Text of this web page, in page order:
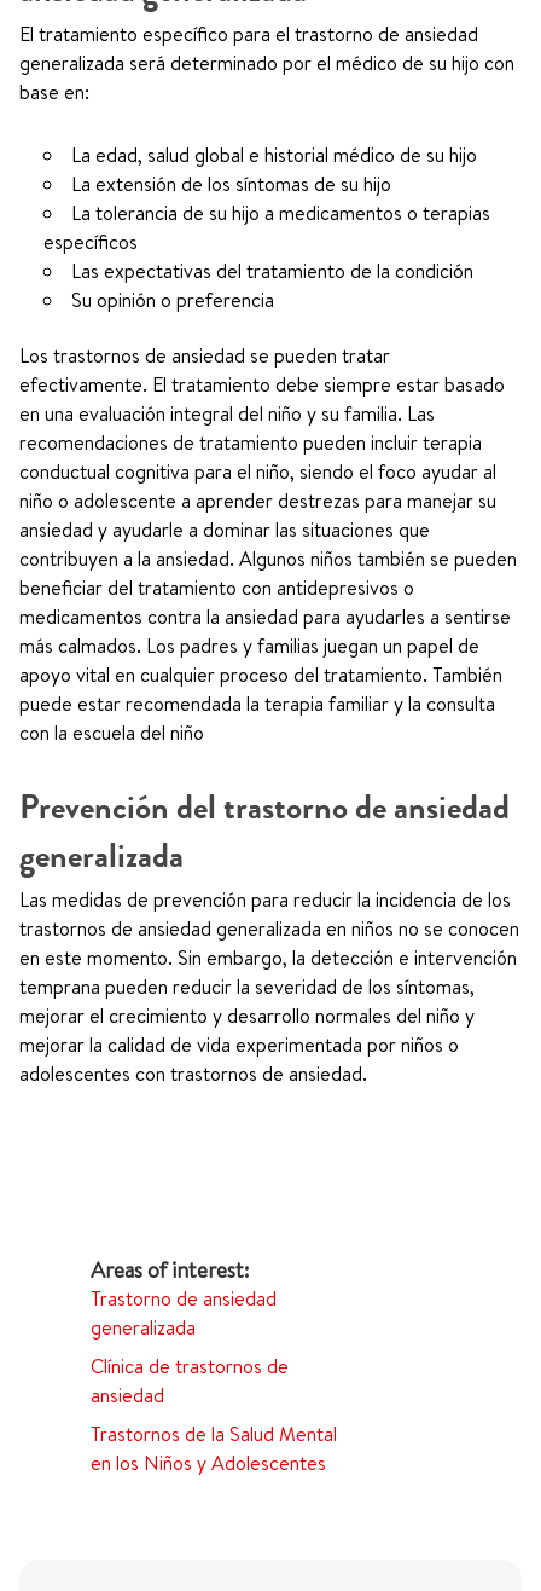
El tratamiento específico para el trastorno de ansiedad
generalizada será determinado por el médico de su hijo con
base en:
La edad, salud global e historial médico de su hijo
La extensión de los síntomas de su hijo
La tolerancia de su hijo a medicamentos o terapias
específicos
Las expectativas del tratamiento de la condición
Su opinión o preferencia
Los trastornos de ansiedad se pueden tratar
efectivamente. El tratamiento debe siempre estar basado
en una evaluación integral del niño y su familia. Las
recomendaciones de tratamiento pueden incluir terapia
conductual cognitiva para el niño, siendo el foco ayudar al
niño o adolescente a aprender destrezas para manejar su
ansiedad y ayudarle a dominar las situaciones que
contribuyen a la ansiedad. Algunos niños también se pueden
beneficiar del tratamiento con antidepresivos o
medicamentos contra la ansiedad para ayudarles a sentirse
más calmados. Los padres y familias juegan un papel de
apoyo vital en cualquier proceso del tratamiento. También
puede estar recomendada la terapia familiar y la consulta
con la escuela del niño
Prevención del trastorno de ansiedad
generalizada
Las medidas de prevención para reducir la incidencia de los
trastornos de ansiedad generalizada en niños no se conocen
en este momento. Sin embargo, la detección e intervención
temprana pueden reducir la severidad de los síntomas,
mejorar el crecimiento y desarrollo normales del niño y
mejorar la calidad de vida experimentada por niños o
adolescentes con trastornos de ansiedad.
Trastorno de ansiedad
generalizada
Clínica de trastornos de
ansiedad
Trastornos de la Salud Mental
en los Niños y Adolescentes